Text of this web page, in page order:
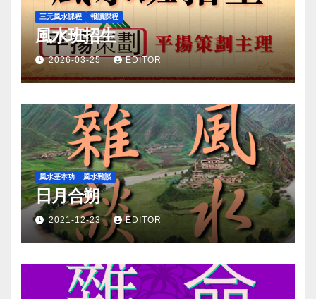
三元風水課程 報讀課程
風水班招生
2026-03-25 EDITOR
風水基本功 風水雜談
日月合朔
2021-12-23 EDITOR